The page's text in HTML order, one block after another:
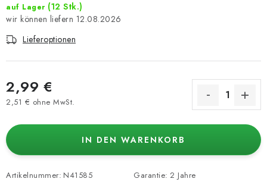
auf Lager (12 Stk.)
12.08.2026
Lieferoptionen
2,99 €
2,51 € ohne MwSt.
IN DEN WARENKORB
Artikelnummer: N41585
Garantie: 2 Jahre